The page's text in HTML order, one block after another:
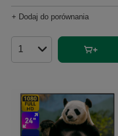
+ Dodaj do porównania
Ilość produktów